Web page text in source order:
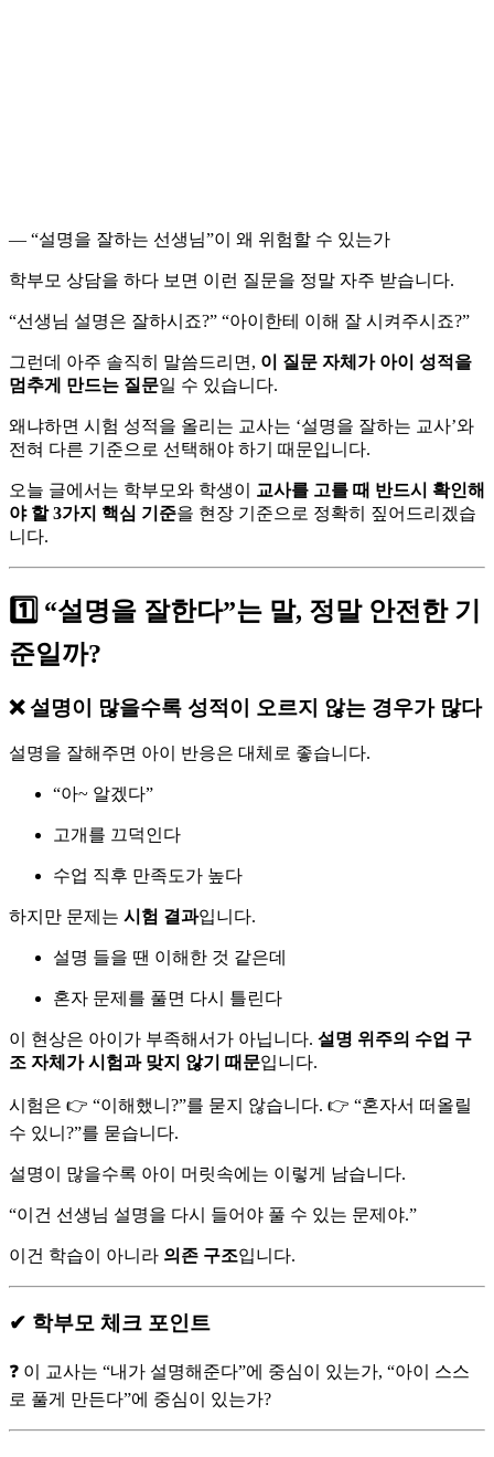
— “설명을 잘하는 선생님”이 왜 위험할 수 있는가
학부모 상담을 하다 보면 이런 질문을 정말 자주 받습니다.
“선생님 설명은 잘하시죠?” “아이한테 이해 잘 시켜주시죠?”
그런데 아주 솔직히 말씀드리면, 이 질문 자체가 아이 성적을
멈추게 만드는 질문일 수 있습니다.
왜냐하면 시험 성적을 올리는 교사는 ‘설명을 잘하는 교사’와
전혀 다른 기준으로 선택해야 하기 때문입니다.
오늘 글에서는 학부모와 학생이
교사를 고를 때 반드시 확인해
야 할 3가지 핵심 기준을 현장 기준으로 정확히 짚어드리겠습
니다.
1️⃣ “설명을 잘한다”는 말, 정말 안전한 기
준일까?
❌ 설명이 많을수록 성적이 오르지 않는 경우가 많다
설명을 잘해주면 아이 반응은 대체로 좋습니다.
“아~ 알겠다”
고개를 끄덕인다
수업 직후 만족도가 높다
하지만 문제는 시험 결과입니다.
설명 들을 땐 이해한 것 같은데
혼자 문제를 풀면 다시 틀린다
이 현상은 아이가 부족해서가 아닙니다. 설명 위주의 수업 구
조 자체가 시험과 맞지 않기 때문입니다.
시험은 👉 “이해했니?”를 묻지 않습니다. 👉 “혼자서 떠올릴
수 있니?”를 묻습니다.
설명이 많을수록 아이 머릿속에는 이렇게 남습니다.
“이건 선생님 설명을 다시 들어야 풀 수 있는 문제야.”
이건 학습이 아니라 의존 구조입니다.
✔ 학부모 체크 포인트
❓ 이 교사는 “내가 설명해준다”에 중심이 있는가, “아이 스스
로 풀게 만든다”에 중심이 있는가?